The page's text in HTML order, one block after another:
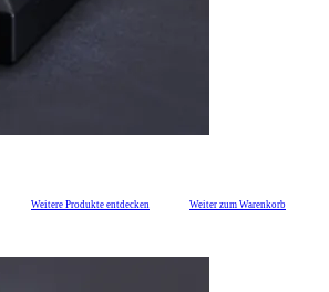
Weitere Produkte entdecken Weiter zum Warenkorb